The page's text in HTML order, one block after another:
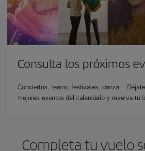
Consulta los próximos
Conciertos, teatro, festivales, danza...
mejores eventos del calendario y reserva tu
Completa tu vuelo